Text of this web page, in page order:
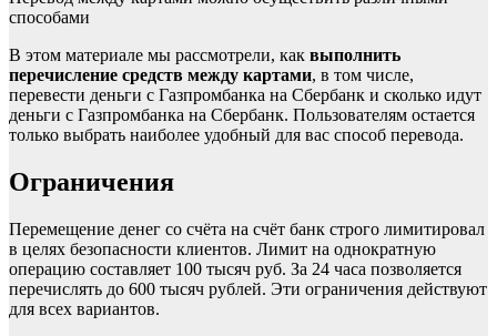
способами
В этом материале мы рассмотрели, как выполнить
перечисление средств между картами, в том числе,
перевести деньги с Газпромбанка на Сбербанк и сколько идут
деньги с Газпромбанка на Сбербанк. Пользователям остается
только выбрать наиболее удобный для вас способ перевода.
Ограничения
Перемещение денег со счёта на счёт банк строго лимитировал
в целях безопасности клиентов. Лимит на однократную
операцию составляет 100 тысяч руб. За 24 часа позволяется
перечислять до 600 тысяч рублей. Эти ограничения действуют
для всех вариантов.